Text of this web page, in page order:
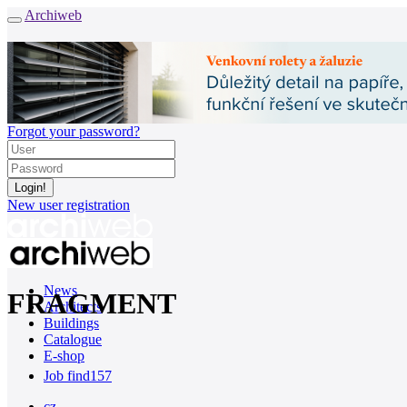
Archiweb
Forgot your password?
New user registration
News
Architects
Buildings
Catalogue
E-shop
Job find157
FRAGMENT